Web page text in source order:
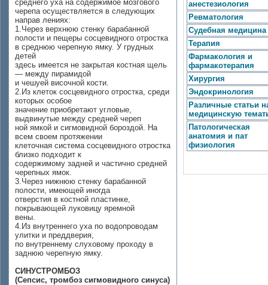
среднего уха на содер­жимое мозгового
черепа осуществляется в следующих
направ лениях:
1.Через верхнюю стенку барабанной
полости и пещеры сос­цевидного отростка
в среднюю черепную ямку. У грудных
детей
здесь имеется не закрытая костная щель
— между пирамидой
и чешуей височной кости.
2.Из клеток сосцевидного отростка, среди
которых особое
значение приобретают угловые,
выдвинутые между средней череп­
ной ямкой и сигмовидной бороздой. На
всем своем протяжении
клеточная система сосцевидного отростка
близко подходит к
содержимому задней и частично средней
черепных ямок.
3.Через нижнюю стенку барабанной
полости, имеющей иногда
отверстия в костной пластинке,
покрывающей луковицу яремной
вены.
4.Из внутреннего уха по водопроводам
улитки и преддверия,
по внутреннему слуховому проходу в
заднюю черепную ямку.
СИНУСТРОМБОЗ
(Сепсис, тромбоз сигмовидного синуса)
анестезиология
Ревматология
Судебная медицина
Терапия
Фармакология и
фармакотерапия
Хирургия
Эндокринология
Различные статьи
медицинскую
Патологическая
анатомия и пат
физиология